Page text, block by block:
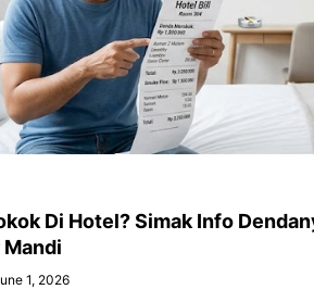
Di Hotel? Simak Info
Mandi
1, 2026